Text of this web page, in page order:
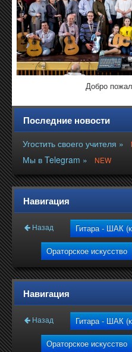
Последние новости
Угостить своего учителя »
Мы в Telegram » NEW
Навигация
Назад Гитара - ШАК
Ораторское искусство
Добро
Навигация
Назад Гитара - ШАК
Ораторское искусство